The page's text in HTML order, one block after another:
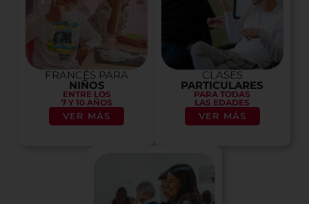
FRANCÉS PARA
NIÑOS
ENTRE LOS
7 Y 10 AÑOS
VER MÁS
CLASES
PARTICULARES
PARA TODAS
LAS EDADES
VER MÁS